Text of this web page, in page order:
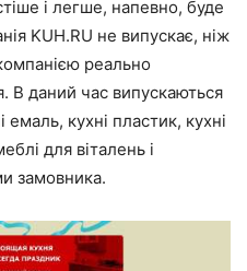
і легше, напевно, буде
KUH.RU не випускає, ніж
реально
В даний час випускаються
емаль, кухні пластик, кухні
для віталень і
замовника.